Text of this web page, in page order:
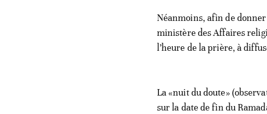
Néanmoins, afin de
ministère des Affaires
l’heure de la prière, à
La «nuit du doute»
sur la date de fin du